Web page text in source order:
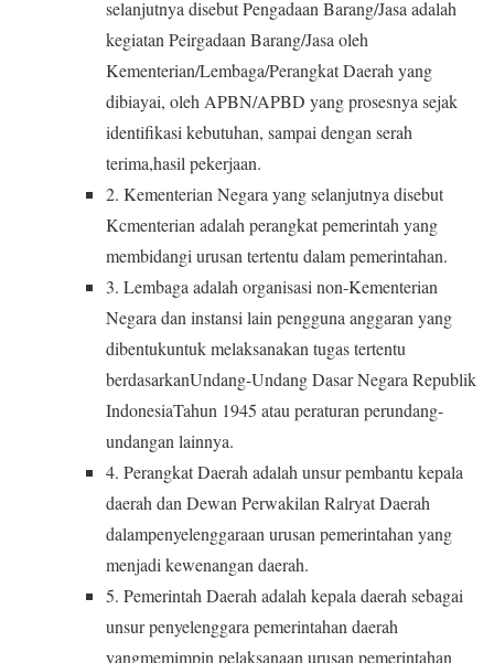
selanjutnya disebut Pengadaan Barang/Jasa adalah
kegiatan Peirgadaan Barang/Jasa oleh
Kementerian/Lembaga/Perangkat Daerah yang
dibiayai, oleh APBN/APBD yang prosesnya sejak
identifikasi kebutuhan, sampai dengan serah
terima,hasil pekerjaan.
2. Kementerian Negara yang selanjutnya disebut
Kcmenterian adalah perangkat pemerintah yang
membidangi urusan tertentu dalam pemerintahan.
3. Lembaga adalah organisasi non-Kementerian
Negara dan instansi lain pengguna anggaran yang
dibentukuntuk melaksanakan tugas tertentu
berdasarkanUndang-Undang Dasar Negara Republik
IndonesiaTahun 1945 atau peraturan perundang-
undangan lainnya.
4. Perangkat Daerah adalah unsur pembantu kepala
daerah dan Dewan Perwakilan Ralryat Daerah
dalampenyelenggaraan urusan pemerintahan yang
menjadi kewenangan daerah.
5. Pemerintah Daerah adalah kepala daerah sebagai
unsur penyelenggara pemerintahan daerah
yangmemimpin pelaksanaan urusan pemerintahan